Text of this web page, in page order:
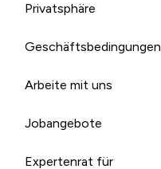
Privatsphäre
Geschäftsbedingungen
Arbeite mit uns
Jobangebote
Expertenrat für